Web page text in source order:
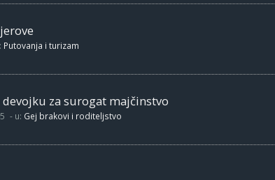
Putovanja i turizam
devojku za surogat majčinstvo
- u: Gej brakovi i roditeljstvo